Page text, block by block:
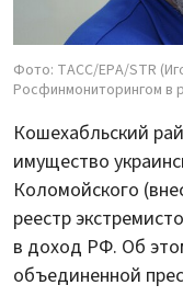
Фото: ТАСС/EPA/STR
Росфинмониторингом в
Кошехабльский
имущество
Коломойского
реестр
в доход РФ. Об
объединенной